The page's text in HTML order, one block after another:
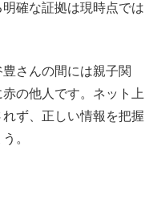
確な証拠は現時点では
さんの間には親子関
の他人です。ネット上
ず、正しい情報を把握
。